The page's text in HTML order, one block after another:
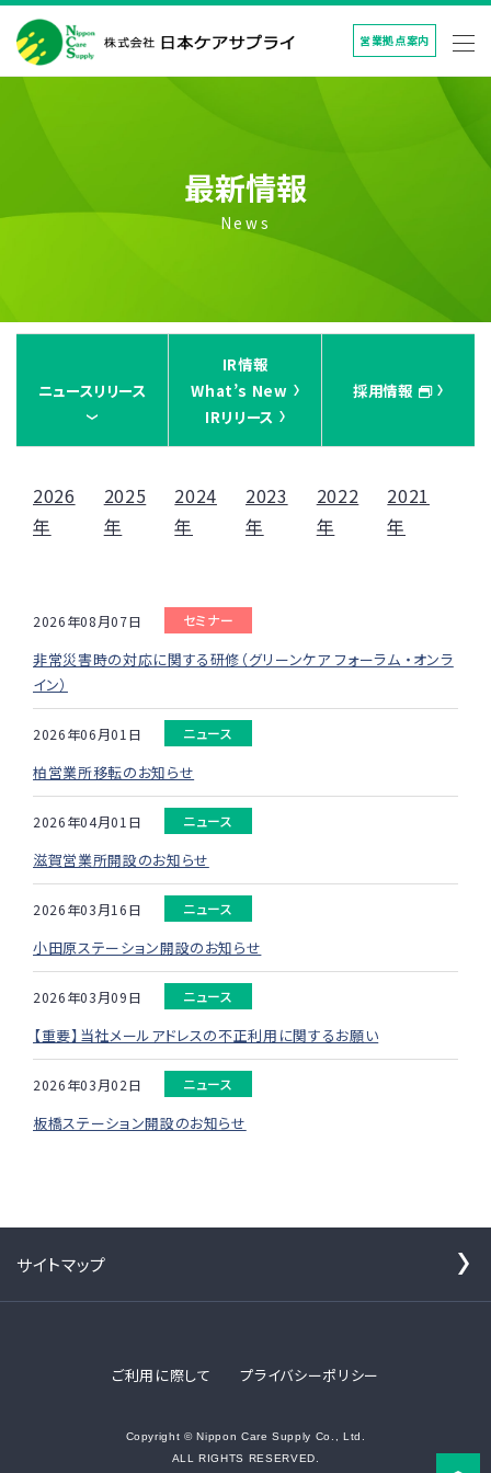
営業拠点案内
最新情報
News
ニュースリリース
IR情報
What’s New
IRリリース
採用情報
2026
年
2025
年
2024
年
2023
年
2022
年
2021
年
2026年08月07日 セミナー
非常災害時の対応に関する研修（グリーンケア フォーラム ・オンラ
イン）
2026年06月01日 ニュース
柏営業所移転のお知らせ
2026年04月01日 ニュース
滋賀営業所開設のお知らせ
2026年03月16日 ニュース
小田原ステーション開設のお知らせ
2026年03月09日 ニュース
【重要】当社メールアドレスの不正利用に関するお願い
2026年03月02日 ニュース
板橋ステーション開設のお知らせ
サイトマップ
ご利用に際して プライバシーポリシー
Copyright © Nippon Care Supply Co., Ltd.
ALL RIGHTS RESERVED.